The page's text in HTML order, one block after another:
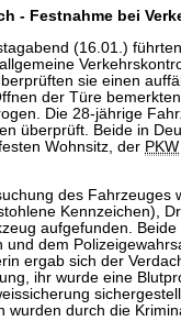
- Festnahme bei
(16.01.)
sie einen
der Türe
Die 28-jährige
überprüft. Beide in
Wohnsitz, der PKW
des Fahrzeuges
Kennzeichen),
aufgefunden.
und dem
ergab sich der
ihr wurde eine
wurden durch die